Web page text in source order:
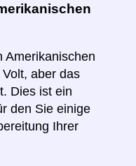
Amerikanischen
aber das
Dies ist ein
den Sie einige
Ihrer